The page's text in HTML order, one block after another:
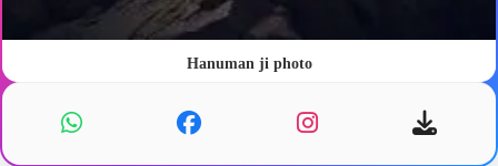
Hanuman ji photo